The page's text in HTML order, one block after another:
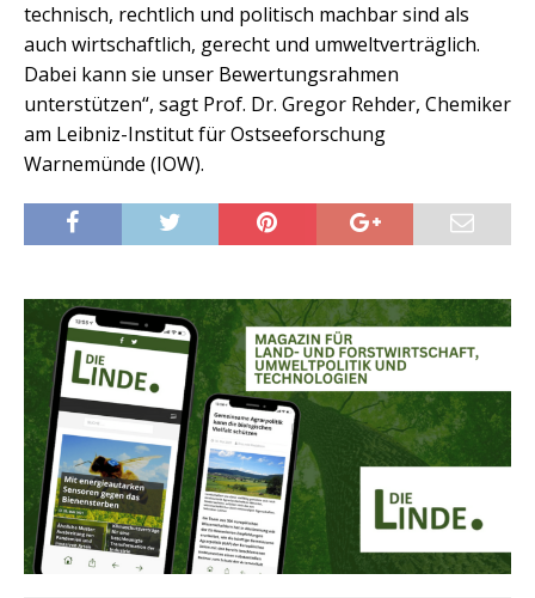
technisch, rechtlich und politisch machbar sind als
auch wirtschaftlich, gerecht und umweltverträglich.
Dabei kann sie unser Bewertungsrahmen
unterstützen“, sagt Prof. Dr. Gregor Rehder, Chemiker
am Leibniz-Institut für Ostseeforschung
Warnemünde (IOW).